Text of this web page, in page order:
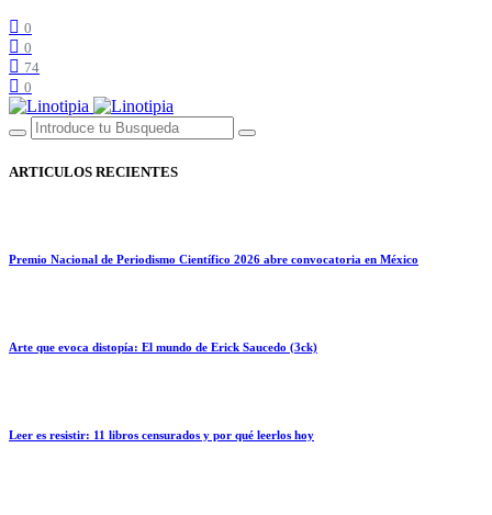
0
0
74
0
ARTICULOS RECIENTES
Premio Nacional de Periodismo Científico 2026 abre convocatoria en México
Arte que evoca distopía: El mundo de Erick Saucedo (3ck)
Leer es resistir: 11 libros censurados y por qué leerlos hoy